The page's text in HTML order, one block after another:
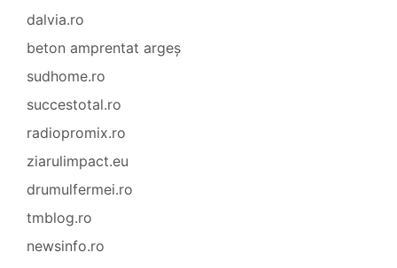
dalvia.ro
beton amprentat argeș
sudhome.ro
succestotal.ro
radiopromix.ro
ziarulimpact.eu
drumulfermei.ro
tmblog.ro
newsinfo.ro